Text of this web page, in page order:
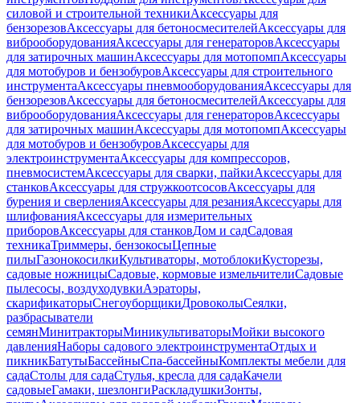
силовой и строительной техникиАксессуары для
бензорезовАксессуары для бетоносмесителейАксессуары для
виброоборудованияАксессуары для генераторовАксессуары
для затирочных машинАксессуары для мотопомпАксессуары
для мотобуров и бензобуровАксессуары для строительного
инструментаАксессуары пневмооборудованияАксессуары для
бензорезовАксессуары для бетоносмесителейАксессуары для
виброоборудованияАксессуары для генераторовАксессуары
для затирочных машинАксессуары для мотопомпАксессуары
для мотобуров и бензобуровАксессуары для
электроинструментаАксессуары для компрессоров,
пневмосистемАксессуары для сварки, пайкиАксессуары для
станковАксессуары для стружкоотсосовАксессуары для
бурения и сверленияАксессуары для резанияАксессуары для
шлифованияАксессуары для измерительных
приборовАксессуары для станковДом и садСадовая
техникаТриммеры, бензокосыЦепные
пилыГазонокосилкиКультиваторы, мотоблокиКусторезы,
садовые ножницыСадовые, кормовые измельчителиСадовые
пылесосы, воздуходувкиАэраторы,
скарификаторыСнегоуборщикиДровоколыСеялки,
разбрасыватели
семянМинитракторыМиникультиваторыМойки высокого
давленияНаборы садового электроинструментаОтдых и
пикникБатутыБассейныСпа-бассейныКомплекты мебели для
садаСтолы для садаСтулья, кресла для садаКачели
садовыеГамаки, шезлонгиРаскладушкиЗонты,